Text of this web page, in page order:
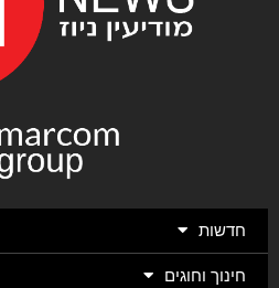
חדשות
חינוך וחוגים